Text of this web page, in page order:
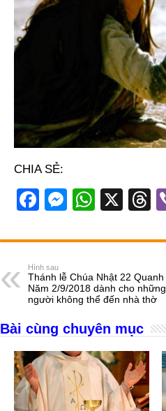
CHIA SẺ:
F
c
e
b
o
o
k
M
ss
n
g
er
W
at
A
p
p
X T
e
d
s
Hình sau
Thánh lễ Chúa Nhật 22 Quanh
Năm 2/9/2018 dành cho những
người không thể đến nhà thờ
Bài cùng chuyên mục